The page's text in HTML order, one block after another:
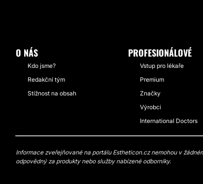
O NÁS
Kdo jsme?
Redakční tým
Stížnost na obsah
PROFESIONÁLOVÉ
Vstup pro lékaře
Premium
Značky
Výrobci
International Doctors
Informace zveřejňované na portálu Estheticon.cz nemohou v
odpovědný za produkty nebo služby nabízené odborníky.